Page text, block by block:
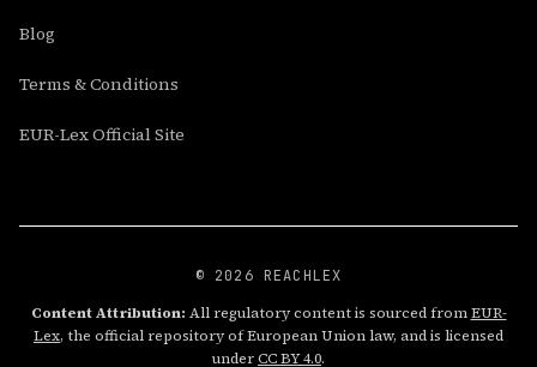
Blog
Terms & Conditions
EUR-Lex Official Site
© 2026 REACHLEX
Content Attribution: All regulatory content is sourced fromEUR-
Lex, the official repository of European Union law, and is licensed
underCC BY 4.0.